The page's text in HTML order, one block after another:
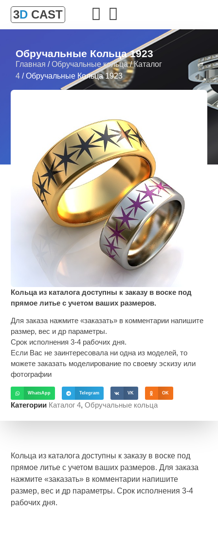
3D CAST
Обручальные Кольца 1923
Главная /Обручальные кольца/Каталог
4 / Обручальные Кольца 1923
Кольца из каталога доступны к заказу в воске под
прямое литье с учетом ваших размеров.
Для заказа нажмите «заказать» в комментарии напишите
размер, вес и др параметры.
Срок исполнения 3-4 рабочих дня.
Если Вас не заинтересовала ни одна из моделей, то
можете заказать моделирование по своему эскизу или
фотографии
WhatsApp Telegram VK OK
Категории Каталог 4,Обручальные кольца
Кольца из каталога доступны к заказу в воске под
прямое литье с учетом ваших размеров. Для заказа
нажмите «заказать» в комментарии напишите
размер, вес и др параметры. Срок исполнения 3-4
рабочих дня.